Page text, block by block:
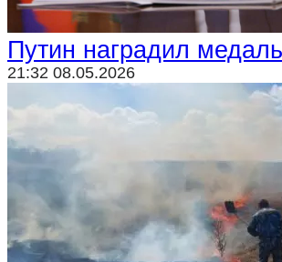
Путин наградил
21:32 08.05.2026